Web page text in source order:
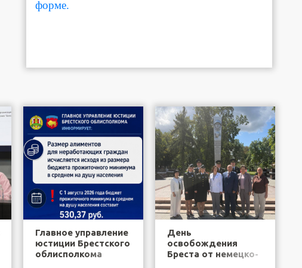
форме.
Главное управление
юстиции Брестского
облисполкома
День
освобождения
Бреста от немецко-